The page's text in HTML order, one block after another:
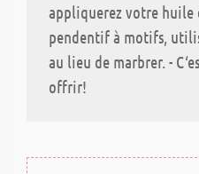
appliquerez votre huile
pendentif à motifs,
au lieu de marbrer. -
offrir!